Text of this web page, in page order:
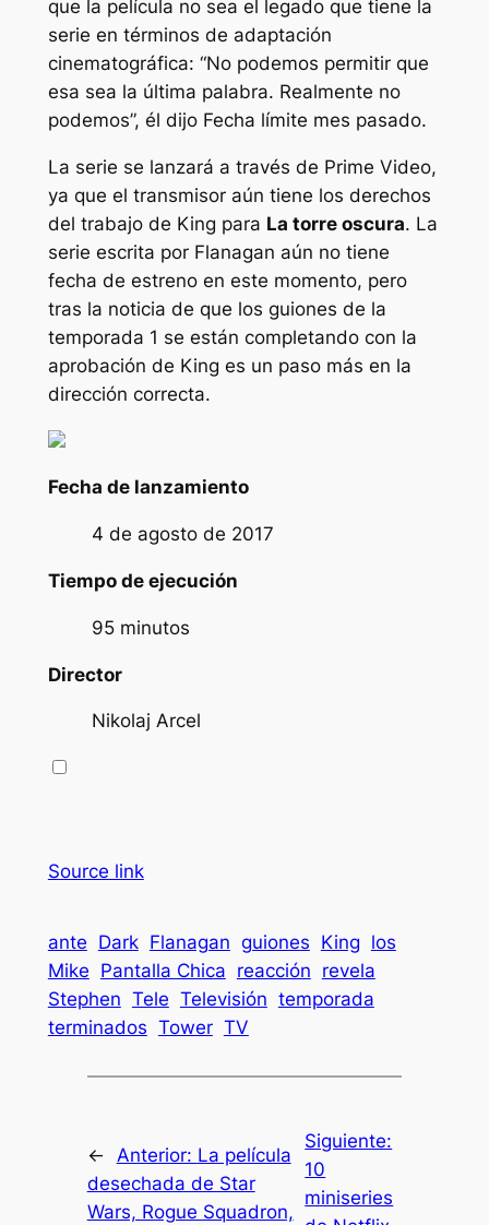
que la película no sea el legado que tiene la
serie en términos de adaptación
cinematográfica: “No podemos permitir que
esa sea la última palabra. Realmente no
podemos”, él dijo Fecha límite mes pasado.
La serie se lanzará a través de Prime Video,
ya que el transmisor aún tiene los derechos
del trabajo de King para La torre oscura. La
serie escrita por Flanagan aún no tiene
fecha de estreno en este momento, pero
tras la noticia de que los guiones de la
temporada 1 se están completando con la
aprobación de King es un paso más en la
dirección correcta.
Fecha de lanzamiento
4 de agosto de 2017
Tiempo de ejecución
95 minutos
Director
Nikolaj Arcel
Source link
ante Dark Flanagan guiones King los
Mike Pantalla Chica reacción revela
Stephen Tele Televisión temporada
terminados Tower TV
← Anterior: La película
desechada de Star
Wars, Rogue Squadron,
Siguiente:
10
miniseries